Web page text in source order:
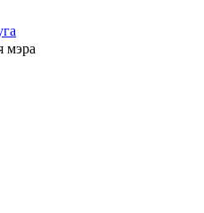
мэра